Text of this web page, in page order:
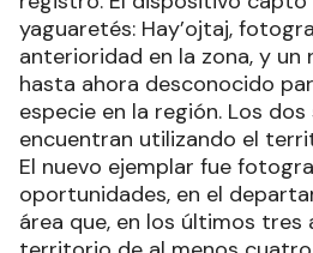
yaguaretés: Hay’ojtaj,
anterioridad en la zona, y un
hasta ahora desconocido
especie en la región. Los
encuentran utilizando el
El nuevo ejemplar fue
oportunidades, en el
área que, en los últimos tres